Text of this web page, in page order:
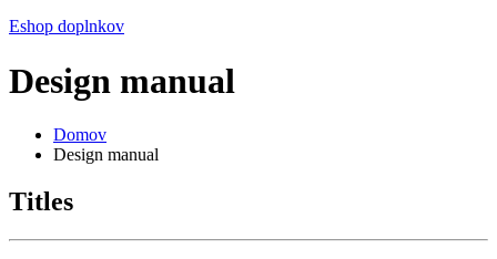
Eshop doplnkov
Design manual
Domov
Design manual
Titles